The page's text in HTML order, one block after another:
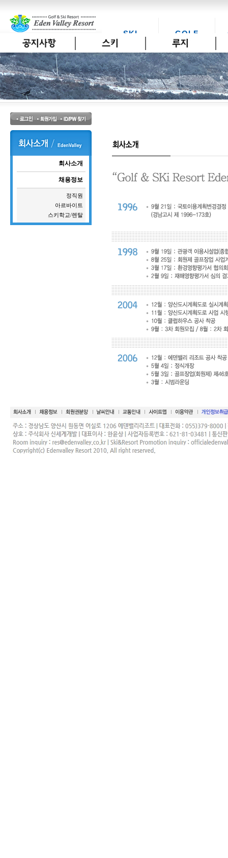
SKI GOLF
골프
회사소개
채용정보
정직원
아르바이트
스키학교/렌탈